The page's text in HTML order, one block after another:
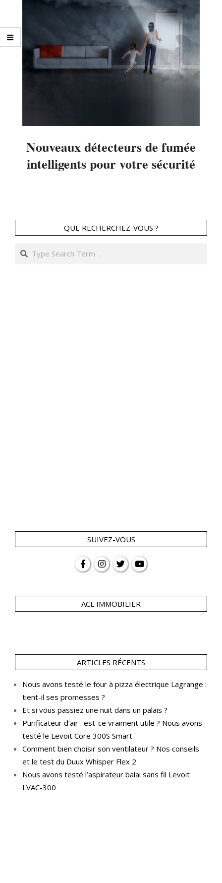
Nouveaux détecteurs de fumée
intelligents pour votre sécurité
QUE RECHERCHEZ-VOUS ?
Search
SUIVEZ-VOUS
ACL IMMOBILIER
ARTICLES RÉCENTS
Nous avons testé le four à pizza électrique Lagrange :
tient-il ses promesses ?
Et si vous passiez une nuit dans un palais ?
Purificateur d’air : est-ce vraiment utile ? Nous avons
testé le Levoit Core 300S Smart
Comment bien choisir son ventilateur ? Nos conseils
et le test du Duux Whisper Flex 2
Nous avons testé l’aspirateur balai sans fil Levoit
LVAC-300